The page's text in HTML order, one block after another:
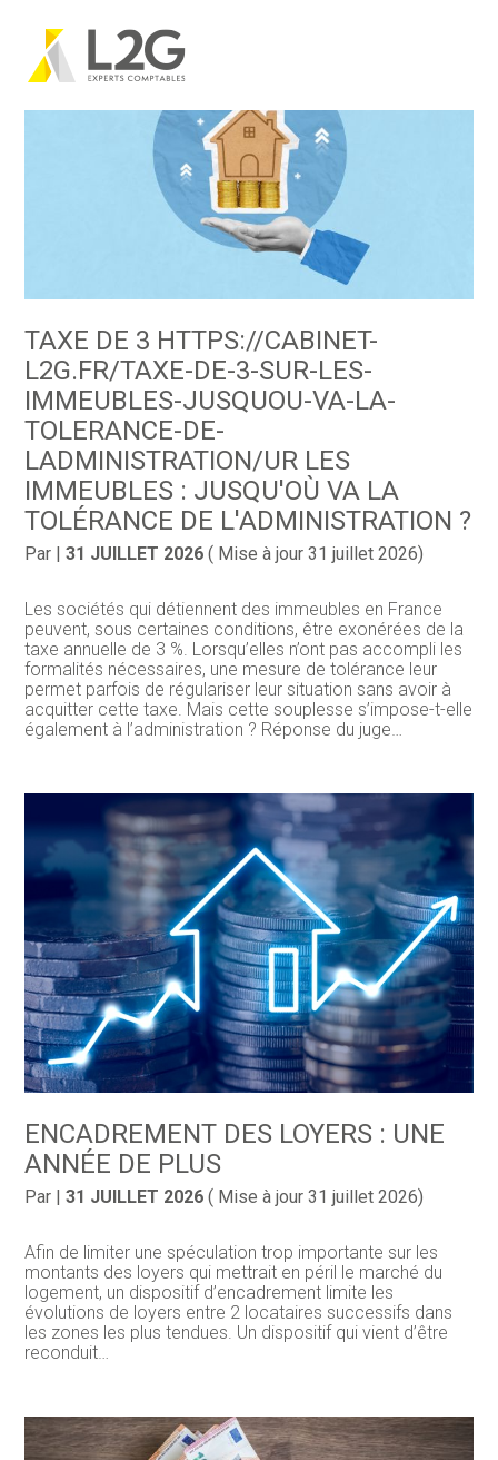
Aller
au
Création d’entreprise
Gestion au quotidien
Financement & trésorerie
Pilotage d’entreprise
Gestion
Compta
Dématérialisation / collecte
TAXE DE 3 HTTPS://CABINET-
L2G.FR/TAXE-DE-3-SUR-LES-
IMMEUBLES-JUSQUOU-VA-LA-
TOLERANCE-DE-
LADMINISTRATION/UR LES
IMMEUBLES : JUSQU'OÙ VA LA
TOLÉRANCE DE L'ADMINISTRATION ?
Par |31 JUILLET 2026 ( Mise à jour 31 juillet 2026)
Les sociétés qui détiennent des immeubles en France
peuvent, sous certaines conditions, être exonérées de la
taxe annuelle de 3 %. Lorsqu’elles n’ont pas accompli les
formalités nécessaires, une mesure de tolérance leur
permet parfois de régulariser leur situation sans avoir à
acquitter cette taxe. Mais cette souplesse s’impose-t-elle
également à l’administration ? Réponse du juge…
ENCADREMENT DES LOYERS : UNE
ANNÉE DE PLUS
Par |31 JUILLET 2026 ( Mise à jour 31 juillet 2026)
Afin de limiter une spéculation trop importante sur les
montants des loyers qui mettrait en péril le marché du
logement, un dispositif d’encadrement limite les
évolutions de loyers entre 2 locataires successifs dans
les zones les plus tendues. Un dispositif qui vient d’être
reconduit…